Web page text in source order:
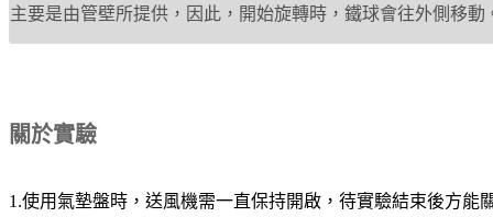
主要是由管壁所提供，因此，開始旋轉時，鐵球會往外側移動
關於實驗
1.使用氣墊盤時，送風機需一直保持開啟，待實驗結束後方能